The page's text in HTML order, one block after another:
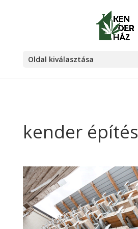
Oldal kiválasztása
kender építés